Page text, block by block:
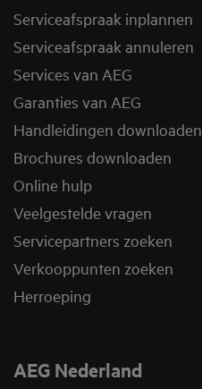
Serviceafspraak inplannen
Serviceafspraak annuleren
Services van AEG
Garanties van AEG
Handleidingen downloaden
Brochures downloaden
Online hulp
Veelgestelde vragen
Servicepartners zoeken
Verkooppunten zoeken
Herroeping
AEG Nederland